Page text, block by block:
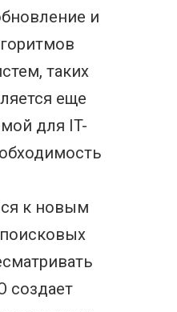
и
таких
еще
для IT-
к новым
создает